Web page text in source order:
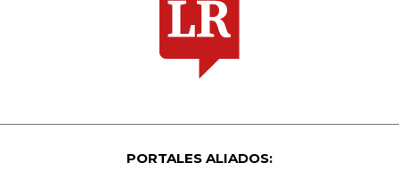
PORTALES ALIADOS: